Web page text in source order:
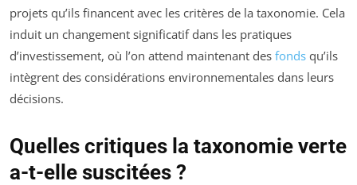
projets qu’ils financent avec les critères de la taxonomie. Cela
induit un changement significatif dans les pratiques
d’investissement, où l’on attend maintenant des fonds qu’ils
intègrent des considérations environnementales dans leurs
décisions.
Quelles critiques la taxonomie verte
a-t-elle suscitées ?